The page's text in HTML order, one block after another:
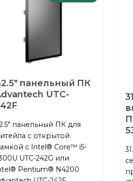
панельный ПК
UTC-
панельный ПК для
с открытой
с Intel® Core™ i5-
UTC-242G или
Pentium® N4200